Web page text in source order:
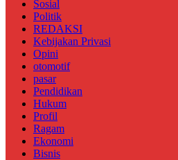
Sosial
Politik
REDAKSI
Kebijakan Privasi
Opini
otomotif
pasar
Pendidikan
Hukum
Profil
Ragam
Ekonomi
Bisnis